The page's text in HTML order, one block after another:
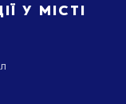
у місті